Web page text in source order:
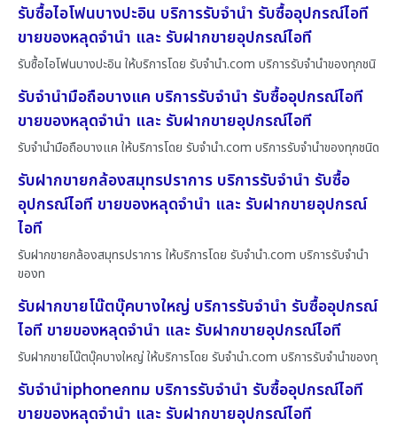
รับซื้อไอโฟนบางปะอิน บริการรับจำนำ รับซื้ออุปกรณ์ไอที
ขายของหลุดจำนำ และ รับฝากขายอุปกรณ์ไอที
รับซื้อไอโฟนบางปะอิน ให้บริการโดย รับจํานํา.com บริการรับจำนำของทุกชนิ
รับจำนำมือถือบางแค บริการรับจำนำ รับซื้ออุปกรณ์ไอที
ขายของหลุดจำนำ และ รับฝากขายอุปกรณ์ไอที
รับจำนำมือถือบางแค ให้บริการโดย รับจํานํา.com บริการรับจำนำของทุกชนิด
รับฝากขายกล้องสมุทรปราการ บริการรับจำนำ รับซื้อ
อุปกรณ์ไอที ขายของหลุดจำนำ และ รับฝากขายอุปกรณ์
ไอที
รับฝากขายกล้องสมุทรปราการ ให้บริการโดย รับจํานํา.com บริการรับจำนำ
ของท
รับฝากขายโน๊ตบุ๊คบางใหญ่ บริการรับจำนำ รับซื้ออุปกรณ์
ไอที ขายของหลุดจำนำ และ รับฝากขายอุปกรณ์ไอที
รับฝากขายโน๊ตบุ๊คบางใหญ่ ให้บริการโดย รับจํานํา.com บริการรับจำนำของทุ
รับจำนำiphoneกทม บริการรับจำนำ รับซื้ออุปกรณ์ไอที
ขายของหลุดจำนำ และ รับฝากขายอุปกรณ์ไอที